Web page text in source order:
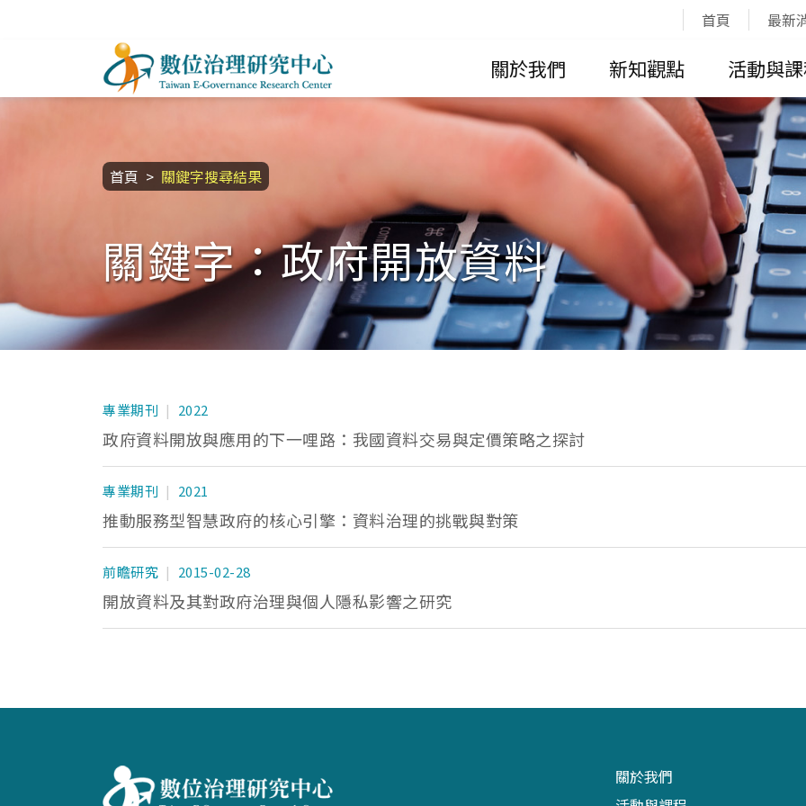
::: 首頁 最新
數位治理研究中心
關於我們 新知觀點 活動與
首頁 關鍵字搜尋結果
:::
關鍵字：政府開放資料
專業期刊 2022
政府資料開放與應用的下一哩路：我國資料交易與定價策略之探討
專業期刊 2021
推動服務型智慧政府的核心引擎：資料治理的挑戰與對策
前瞻研究 2015-02-28
開放資料及其對政府治理與個人隱私影響之研究
關於我們